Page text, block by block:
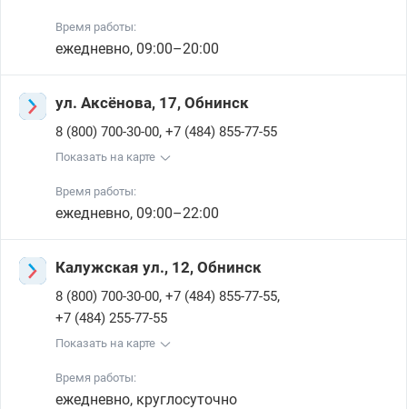
Время работы:
ежедневно, 09:00–20:00
ул. Аксёнова, 17, Обнинск
8 (800) 700-30-00, +7 (484) 855-77-55
Показать на карте
Время работы:
ежедневно, 09:00–22:00
Калужская ул., 12, Обнинск
8 (800) 700-30-00, +7 (484) 855-77-55,
+7 (484) 255-77-55
Показать на карте
Время работы:
ежедневно, круглосуточно